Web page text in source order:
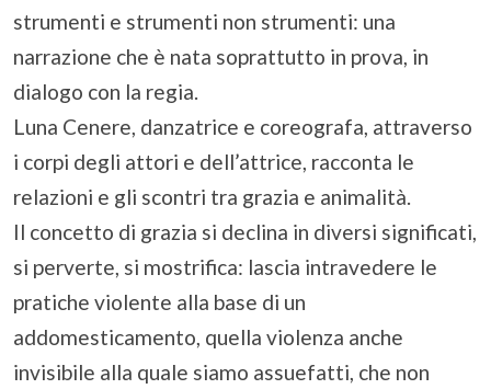
strumenti e strumenti non strumenti: una
narrazione che è nata soprattutto in prova, in
dialogo con la regia.
Luna Cenere, danzatrice e coreografa, attraverso
i corpi degli attori e dell’attrice, racconta le
relazioni e gli scontri tra grazia e animalità.
Il concetto di grazia si declina in diversi significati,
si perverte, si mostrifica: lascia intravedere le
pratiche violente alla base di un
addomesticamento, quella violenza anche
invisibile alla quale siamo assuefatti, che non